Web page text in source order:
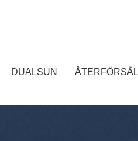
DUALSUN